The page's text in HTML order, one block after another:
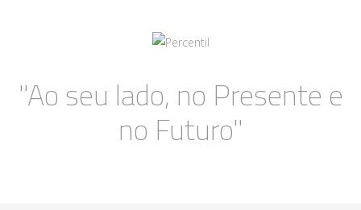
"Ao seu lado, no Presente e
no Futuro"